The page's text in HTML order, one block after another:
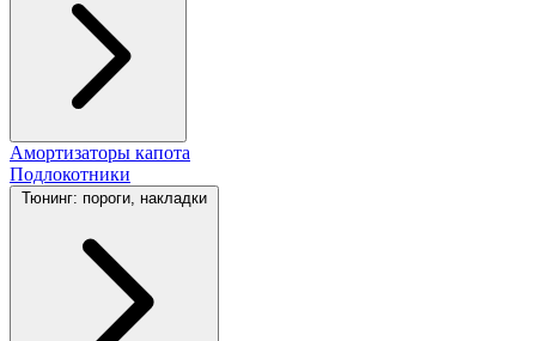
Амортизаторы капота
Подлокотники
Тюнинг: пороги, накладки